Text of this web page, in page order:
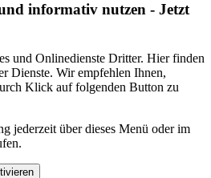
informativ nutzen - Jetzt
und Onlinedienste Dritter. Hier finden
Dienste. Wir empfehlen Ihnen,
Klick auf folgenden Button zu
jederzeit über dieses Menü oder im